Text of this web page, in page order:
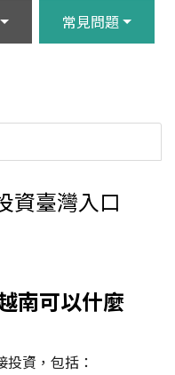
常見問題
資臺灣入口
南可以什麼
資，包括：